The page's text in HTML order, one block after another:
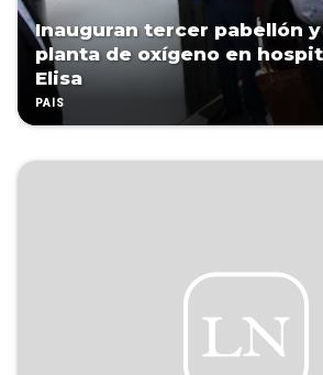
Inauguran tercer pabellón
planta de oxígeno en
Elisa
PAÍS